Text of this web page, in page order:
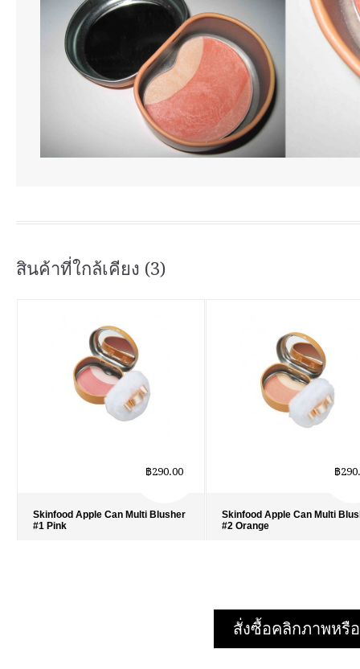
สินค้าที่ใกล้เคียง (3)
Skinfood Apple Can Multi Blusher
#1 Pink
฿290.00
Skinfood Apple Can Multi
#2 Orange
฿
สั่งซื้อคลิกภาพหรื